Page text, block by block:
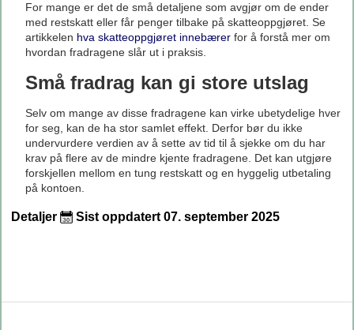
For mange er det de små detaljene som avgjør om de ender
med restskatt eller får penger tilbake på skatteoppgjøret. Se
artikkelen hva skatteoppgjøret innebærer for å forstå mer om
hvordan fradragene slår ut i praksis.
Små fradrag kan gi store utslag
Selv om mange av disse fradragene kan virke ubetydelige hver
for seg, kan de ha stor samlet effekt. Derfor bør du ikke
undervurdere verdien av å sette av tid til å sjekke om du har
krav på flere av de mindre kjente fradragene. Det kan utgjøre
forskjellen mellom en tung restskatt og en hyggelig utbetaling
på kontoen.
Detaljer Sist oppdatert 07. september 2025